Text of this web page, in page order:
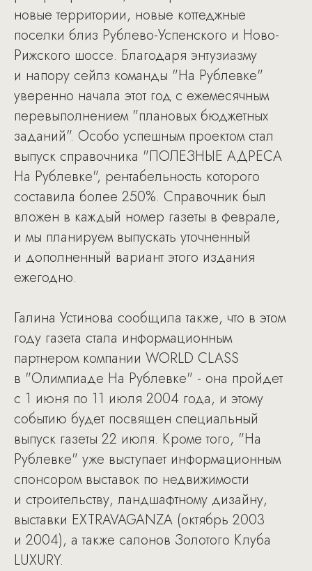
новые территории, новые коттеджные
поселки близ Рублево-Успенского и Ново-
Рижского шоссе. Благодаря энтузиазму
и напору сейлз команды "На Рублевке"
уверенно начала этот год с ежемесячным
перевыполнением "плановых бюджетных
заданий". Особо успешным проектом стал
выпуск справочника "ПОЛЕЗНЫЕ АДРЕСА
На Рублевке", рентабельность которого
составила более 250%. Справочник был
вложен в каждый номер газеты в феврале,
и мы планируем выпускать уточненный
и дополненный вариант этого издания
ежегодно.
Галина Устинова сообщила также, что в этом
году газета стала информационным
партнером компании WORLD CLASS
в "Олимпиаде На Рублевке" - она пройдет
с 1 июня по 11 июля 2004 года, и этому
событию будет посвящен специальный
выпуск газеты 22 июля. Кроме того, "На
Рублевке" уже выступает информационным
спонсором выставок по недвижимости
и строительству, ландшафтному дизайну,
выставки EXTRAVAGANZA (октябрь 2003
и 2004), а также салонов Золотого Клуба
LUXURY.